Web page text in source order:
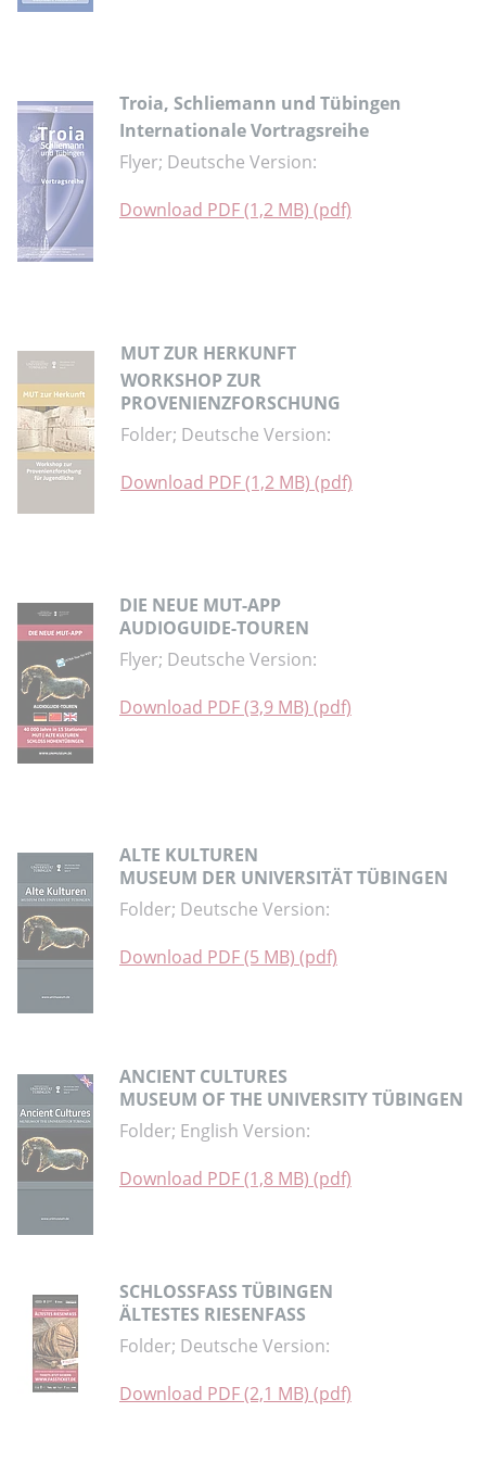
Troia, Schliemann und Tübingen
Internationale Vortragsreihe
Flyer; Deutsche Version:
Download PDF (1,2 MB) (pdf)
MUT ZUR HERKUNFT
WORKSHOP ZUR
PROVENIENZFORSCHUNG
Folder; Deutsche Version:
Download PDF (1,2 MB) (pdf)
DIE NEUE MUT-APP
AUDIOGUIDE-TOUREN
Flyer; Deutsche Version:
Download PDF (3,9 MB) (pdf)
ALTE KULTUREN
MUSEUM DER UNIVERSITÄT TÜBINGEN
Folder; Deutsche Version:
Download PDF (5 MB) (pdf)
ANCIENT CULTURES
MUSEUM OF THE UNIVERSITY TÜBINGEN
Folder; English Version:
Download PDF (1,8 MB) (pdf)
SCHLOSSFASS TÜBINGEN
ÄLTESTES RIESENFASS
Folder; Deutsche Version:
Download PDF (2,1 MB) (pdf)